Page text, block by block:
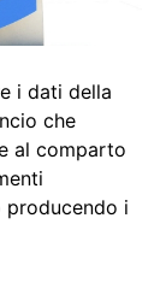
i dati della
che
al comparto
producendo i